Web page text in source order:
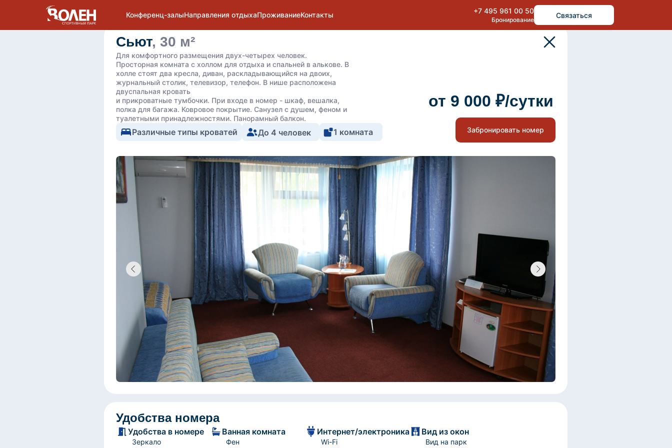
+7 495 961 00 50
Бронирование
Связаться
Конференц-залыНаправления отдыхаПроживаниеКонтакты
от 9 000 ₽/сутки
Забронировать номер
Сьют, 30 м²
Для комфортного размещения двух-четырех человек.
Просторная комната с холлом для отдыха и спальней в алькове. В
холле стоят два кресла, диван, раскладывающийся на двоих,
журнальный столик, телевизор, телефон. В нише расположена
двуспальная кровать
и прикроватные тумбочки. При входе в номер - шкаф, вешалка,
полка для багажа. Ковровое покрытие. Санузел с душем, феном и
туалетными принадлежностями. Панорамный балкон.
Различные типы кроватей До 4 человек 1 комната
Удобства номера
Удобства в номере
Зеркало
Ванная комната
Фен
Интернет/электроника
Wi-Fi
Вид из окон
Вид на парк